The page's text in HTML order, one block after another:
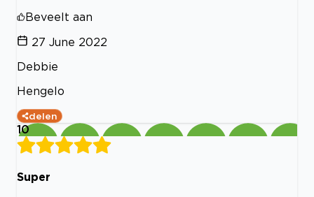
Beveelt aan
27 June 2022
Debbie
Hengelo
delen
10
Super